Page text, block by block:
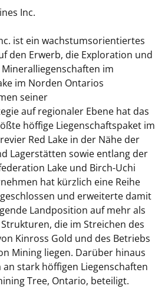
Inc.
ist ein wachstumsorientiertes
den Erwerb, die Exploration und
im
im Norden Ontarios
seiner
auf regionaler Ebene hat das
höffige Liegenschaftspaket im
Red Lake in der Nähe der
Lagerstätten sowie entlang der
Lake und Birch-Uchi
hat kürzlich eine Reihe
und erweiterte damit
Landposition auf mehr als
die im Streichen des
Kinross Gold und des Betriebs
Mining liegen. Darüber hinaus
stark höffigen Liegenschaften
Tree, Ontario, beteiligt.